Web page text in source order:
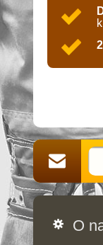
O